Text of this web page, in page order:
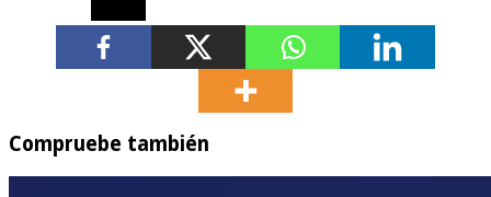
Compruebe también